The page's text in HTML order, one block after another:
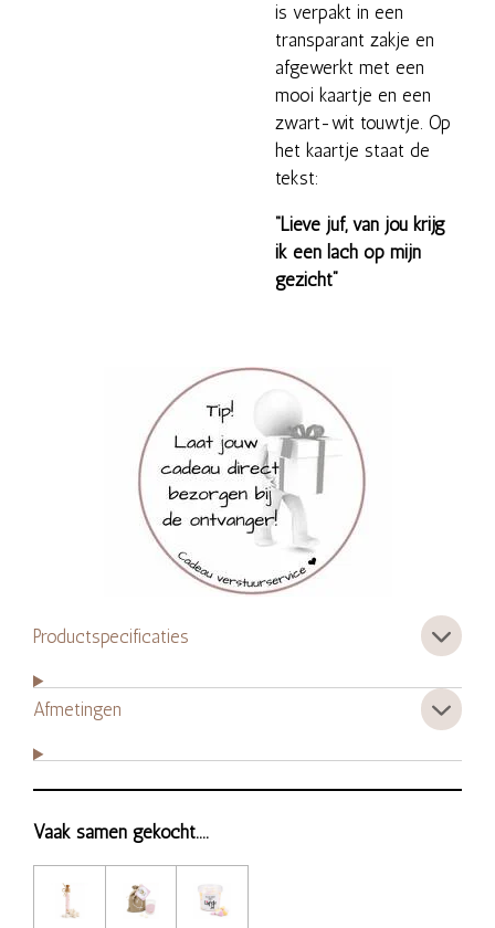
is verpakt in een
transparant zakje en
afgewerkt met een
mooi kaartje en een
zwart-wit touwtje. Op
het kaartje staat de
tekst:
“Lieve juf, van jou krijg
ik een lach op mijn
gezicht”
Productspecificaties
Afmetingen
Vaak samen gekocht....